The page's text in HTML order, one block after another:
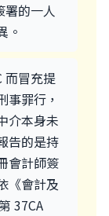
署的一人
。
而冒充提
事罪行，
介本身未
告的是持
會計師簽
《會計及
37CA